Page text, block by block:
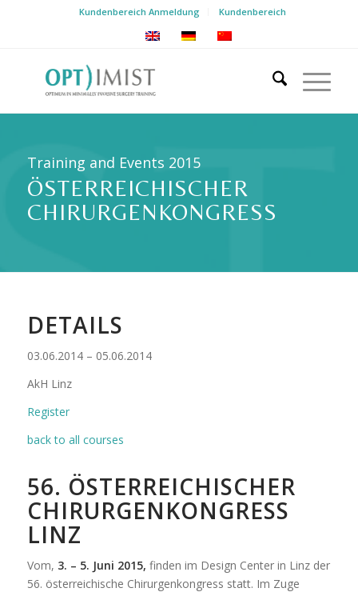
Kundenbereich Anmeldung Kundenbereich
Training and Events 2015
ÖSTERREICHISCHER
CHIRURGENKONGRESS
DETAILS
03.06.2014 – 05.06.2014
AkH Linz
Register
back to all courses
56. ÖSTERREICHISCHER
CHIRURGENKONGRESS
LINZ
Vom, 3. – 5. Juni 2015, finden im Design Center in Linz der
56. österreichische Chirurgenkongress statt. Im Zuge